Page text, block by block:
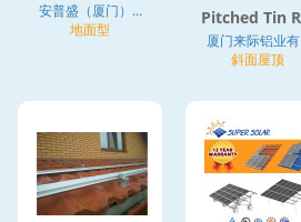
安普盛（厦门）...
地面型
Pitched Tin
厦门来际铝业
斜面屋顶